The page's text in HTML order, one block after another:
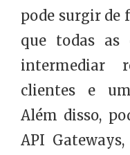
pode surgir de
que todas as
intermediar
clientes e
Além disso,
API